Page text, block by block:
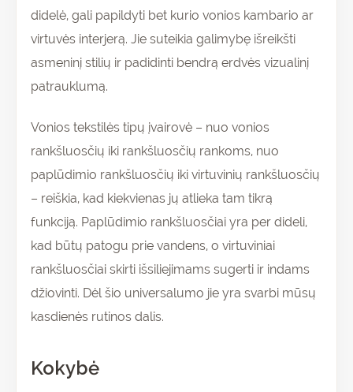
didelė, gali papildyti bet kurio vonios kambario ar
virtuvės interjerą. Jie suteikia galimybę išreikšti
asmeninį stilių ir padidinti bendrą erdvės vizualinį
patrauklumą.
Vonios tekstilės tipų įvairovė – nuo vonios
rankšluosčių iki rankšluosčių rankoms, nuo
paplūdimio rankšluosčių iki virtuvinių rankšluosčių
– reiškia, kad kiekvienas jų atlieka tam tikrą
funkciją. Paplūdimio rankšluosčiai yra per dideli,
kad būtų patogu prie vandens, o virtuviniai
rankšluosčiai skirti išsiliejimams sugerti ir indams
džiovinti. Dėl šio universalumo jie yra svarbi mūsų
kasdienės rutinos dalis.
Kokybė